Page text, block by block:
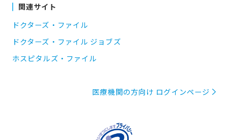
関連サイト
ドクターズ・ファイル
ドクターズ・ファイル ジョブズ
ホスピタルズ・ファイル
医療機関の方向け ログインページ